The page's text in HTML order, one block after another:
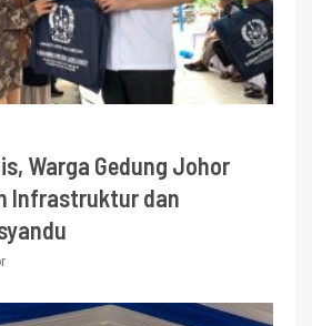
Warga Gedung Johor
Infrastruktur dan